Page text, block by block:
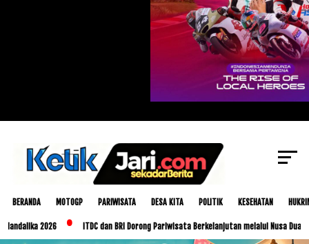
BERANDA MOTOGP PARIWISATA DESA KITA POLITIK KESEHATAN
2026 ITDC dan BRI Dorong Pariwisata Berkelanjutan melalui Nusa Dua Eco Market